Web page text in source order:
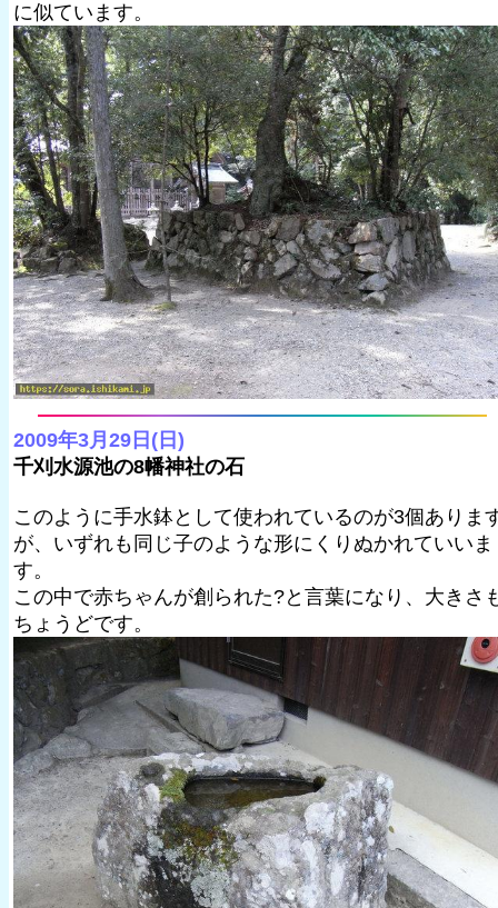
に似ています。
2009年3月29日(日)
千刈水源池の8幡神社の石
このように手水鉢として使われているのが3個ありま
が、いずれも同じ子のような形にくりぬかれていいま
す。
この中で赤ちゃんが創られた?と言葉になり、大きさ
ちょうどです。